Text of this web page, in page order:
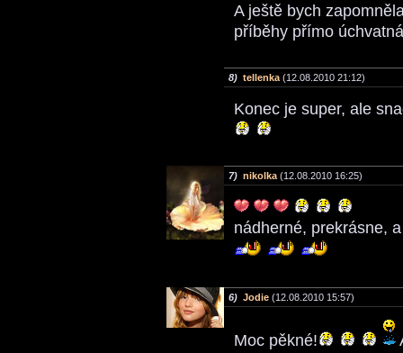
A ještě bych
příběhy přímo
8) tellenka (12.08.2010 21:12)
Konec je super, ale
7) nikolka (12.08.2010 16:25)
nádherné, prekrásne,
6) Jodie (12.08.2010 15:57)
Moc pěkné!